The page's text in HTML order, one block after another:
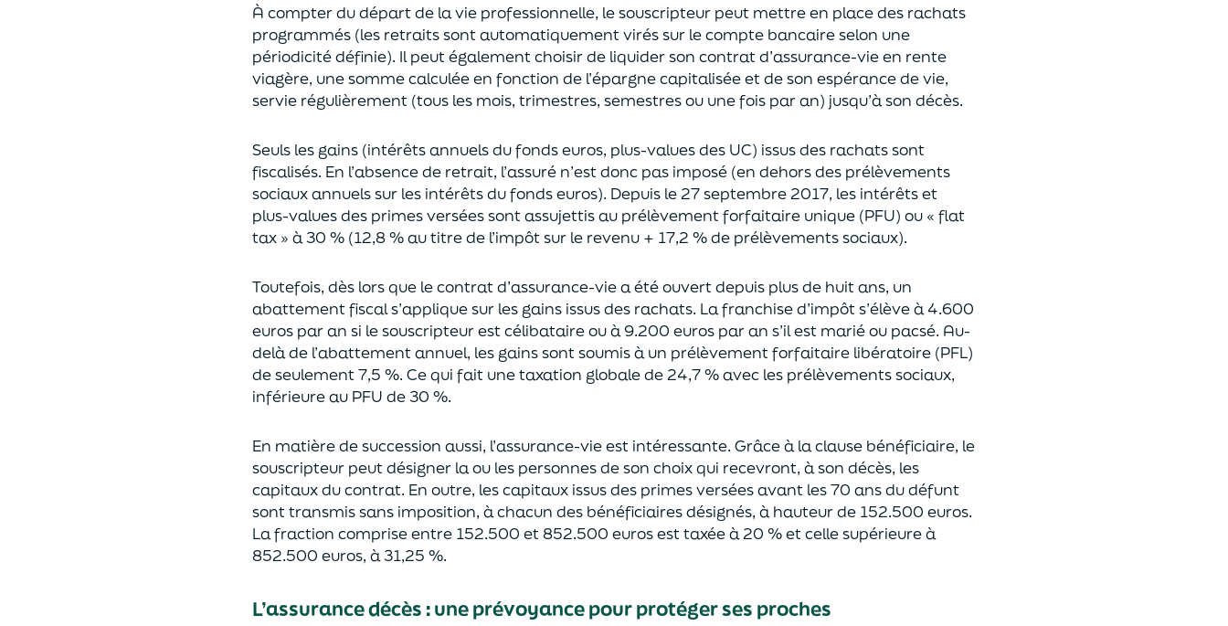
À compter du départ de la vie professionnelle, le souscripteur peut mettre en place des rachats
programmés (les retraits sont automatiquement virés sur le compte bancaireselon une
périodicité définie). Il peut également choisirde liquider son contrat d’assurance-vie en rente
viagère, une somme calculée en fonction de l’épargne capitalisée et deson espérance de vie,
servie régulièrement (tous les mois, trimestres, semestres ou une fois par an) jusqu’à son décès.
Seuls les gains (intérêts annuels du fonds euros, plus-values des UC) issus des rachats sont
fiscalisés. En l’absence de retrait, l’assuré n’est donc pas imposé (en dehors des prélèvements
sociaux annuels sur les intérêts du fonds euros). Depuis le 27 septembre 2017, les intérêts et
plus-values des primes verséessont assujettis au prélèvement forfaitaire unique (PFU) ou « flat
tax » à 30 % (12,8 % au titre de l’impôt sur le revenu + 17,2 % de prélèvements sociaux).
Toutefois, dès lors que le contrat d’assurance-vie a été ouvert depuis plus de huit ans, un
abattement fiscal s’applique sur les gains issus des rachats. La franchise d’impôts’élève à 4.600
euros par an si le souscripteurest célibataire ou à 9.200 euros par an s’il est marié ou pacsé. Au-
delàde l’abattement annuel, les gains sont soumis à un prélèvement forfaitaire libératoire (PFL)
de seulement 7,5 %. Ce qui fait une taxation globale de24,7 % avec les prélèvements sociaux,
inférieure au PFU de 30 %.
En matière de succession aussi, l’assurance-vie est intéressante. Grâce à la clause bénéficiaire, le
souscripteur peut désigner la ou les personnes de son choix qui recevront, à son décès, les
capitaux du contrat. En outre, les capitaux issus des primes versées avant les 70 ans du défunt
sont transmis sans imposition, à chacun des bénéficiaires désignés, à hauteur de 152.500 euros.
La fraction comprise entre 152.500 et 852.500 eurosest taxée à 20 % et celle supérieure à
852.500 euros, à 31,25 %.
L’assurance décès :une prévoyancepour protéger ses proches